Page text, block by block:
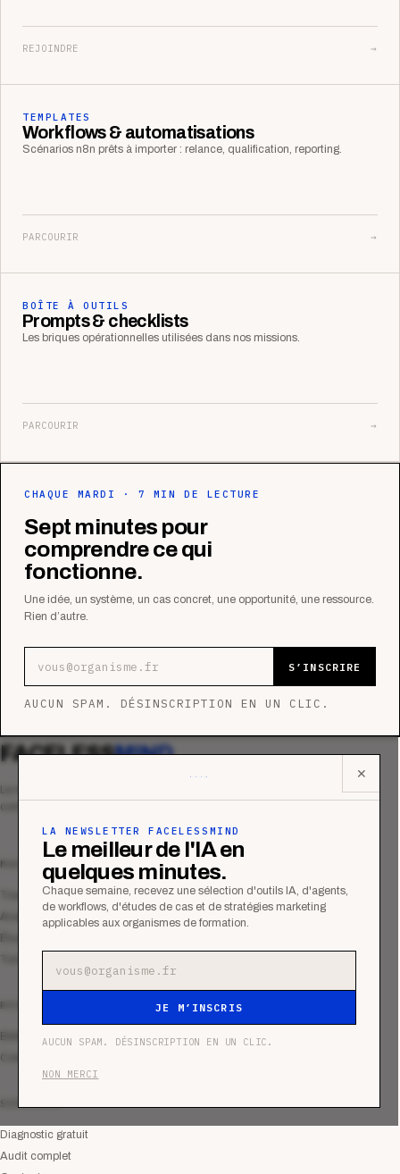
REJOINDRE →
TEMPLATES
Workflows & automatisations
Scénarios n8n prêts à importer : relance, qualification, reporting.
PARCOURIR →
BOÎTE À OUTILS
Prompts & checklists
Les briques opérationnelles utilisées dans nos missions.
PARCOURIR →
CHAQUE MARDI · 7 MIN DE LECTURE
Sept minutes pour
comprendre ce qui
fonctionne.
Une idée, un système, un cas concret, une opportunité, une ressource.
Rien d’autre.
S’INSCRIRE
AUCUN SPAM. DÉSINSCRIPTION EN UN CLIC.
✕
LA NEWSLETTER FACELESSMIND
Le meilleur de l'IA en
quelques minutes.
Chaque semaine, recevez une sélection d'outils IA, d'agents,
de workflows, d'études de cas et de stratégies marketing
applicables aux organismes de formation.
JE M’INSCRIS
AUCUN SPAM. DÉSINSCRIPTION EN UN CLIC.
NON MERCI
FACELESSMIND
commerciale des organismes de formation.
MAGAZINE
Tous les articles
Analyses
Tutoriels
RESSOURCES
Bibliothèque
Communauté
SERVICES
Diagnostic gratuit
Audit complet